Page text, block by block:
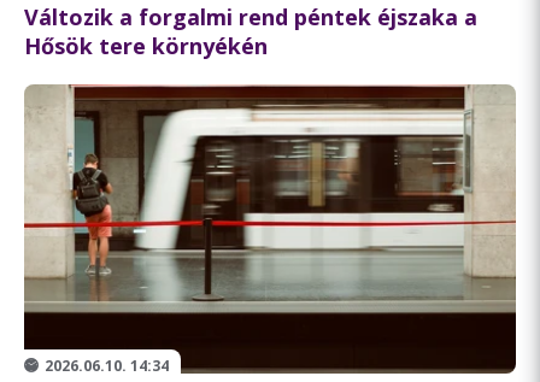
Változik a forgalmi rend péntek éjszaka a
Hősök tere környékén
2026.06.10. 14:34